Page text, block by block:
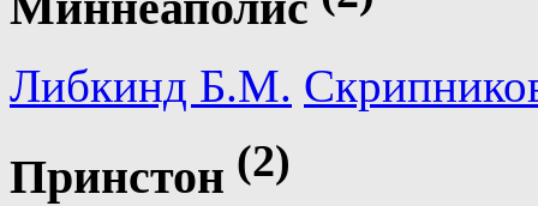
Либкинд Б.М.
Принстон (2)